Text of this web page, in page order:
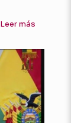
Leer más